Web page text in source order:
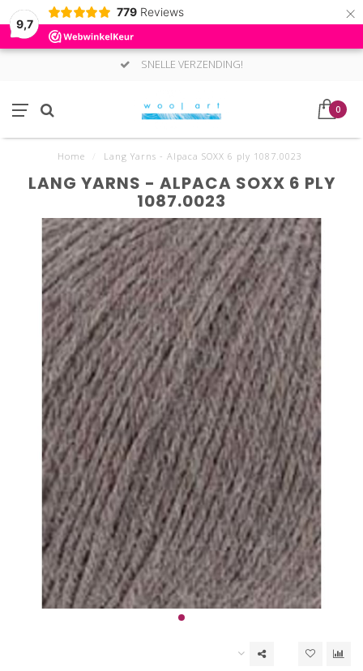
9,7
779 Reviews ×
SNELLE VERZENDING!
0
Home Lang Yarns - Alpaca SOXX 6 ply 1087.0023
LANG YARNS - ALPACA SOXX 6 PLY
1087.0023